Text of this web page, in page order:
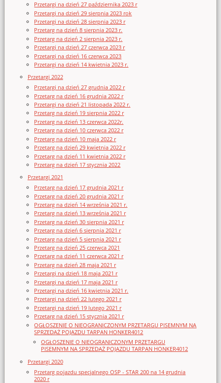
Przetargi na dzień 27 października 2023 r
Przetargi na dzień 29 sierpnia 2023 rok
Przetargi na dzień 28 sierpnia 2023 r
Przetarg na dzień 8 sierpnia 2023 r.
Przetarg na dzień 2 sierpnia 2023 r.
Przetargi na dzień 27 czerwca 2023 r
Przetargi na dzień 16 czerwca 2023
Przetargi na dzień 14 kwietnia 2023 r.
Przetargi 2022
Przetargi na dzień 27 grudnia 2022 r
Przetarg na dzień 16 grudnia 2022 r
Przetargi na dzień 21 listopada 2022 r.
Przetarg na dzień 19 sierpnia 2022 r
Przetarg na dzień 13 czerwca 2022r.
Przetarg na dzień 10 czerwca 2022 r
Przetarg na dzień 10 maja 2022 r
Przetarg na dzień 29 kwietnia 2022 r
Przetarg na dzień 11 kwietnia 2022 r
Przetarg na dzień 17 stycznia 2022
Przetargi 2021
Przetarg na dzień 17 grudnia 2021 r
Przetarg na dzień 20 grudnia 2021 r
Przetarg na dzień 14 września 2021 r.
Przetarg na dzień 13 września 2021 r
Przetarg na dzień 30 sierpnia 2021 r
Przetarg na dzień 6 sierpnia 2021 r
Przetarg na dzień 5 sierpnia 2021 r
Przetarg na dzień 25 czerwca 2021
Przetarg na dzień 11 czerwca 2021 r
Przetarg na dzień 28 maja 2021 r
Przetargi na dzień 18 maja 2021 r
Przetargi na dzień 17 maja 2021 r
Przetargi na dzień 16 kwietnia 2021 r.
Przetargi na dzień 22 lutego 2021 r
Przetargi na dzień 19 lutego 2021 r
Przetarg na dzień 15 stycznia 2021 r
OGŁOSZENIE O NIEOGRANICZONYM PRZETARGU PISEMNYM NA
SPRZEDAŻ POJAZDU TARPAN HONKER4012
OGŁOSZENIE O NIEOGRANICZONYM PRZETARGU
PISEMNYM NA SPRZEDAŻ POJAZDU TARPAN HONKER4012
Przetargi 2020
Przetarg pojazdu specjalnego OSP - STAR 200 na 14 grudnia
2020 r